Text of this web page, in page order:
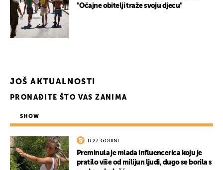
"Očajne obitelji traže svoju djecu"
JOŠ AKTUALNOSTI
PRONAĐITE ŠTO VAS ZANIMA
SHOW
U 27. GODINI
Preminula je mlada influencerica koju je
pratilo više od milijun ljudi, dugo se borila s